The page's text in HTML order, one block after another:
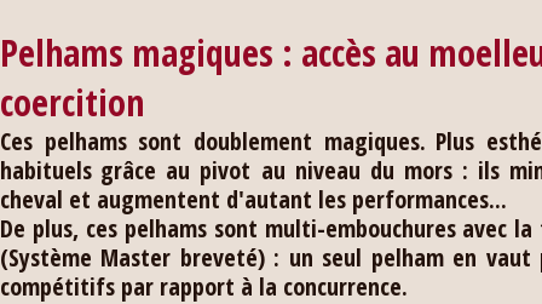
Pelhams magiques : accès au
coercition
Ces pelhams sont doublement magiques. Plus
habituels grâce au pivot au niveau du mors : ils
cheval et augmentent d'autant les performances...
De plus, ces pelhams sont multi-embouchures avec
(Système Master breveté) : un seul pelham en
compétitifs par rapport à la concurrence.